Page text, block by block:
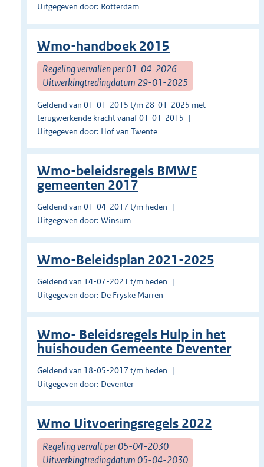
Uitgegeven door: Rotterdam
Wmo-handboek 2015
Regeling vervallen per 01-04-2026
Uitwerkingtredingdatum 29-01-2025
Geldend van 01-01-2015 t/m 28-01-2025 met
terugwerkende kracht vanaf 01-01-2015
Uitgegeven door: Hof van Twente
Wmo-beleidsregels BMWE
gemeenten 2017
Geldend van 01-04-2017 t/m heden
Uitgegeven door: Winsum
Wmo-Beleidsplan 2021-2025
Geldend van 14-07-2021 t/m heden
Uitgegeven door: De Fryske Marren
Wmo- Beleidsregels Hulp in het
huishouden Gemeente Deventer
Geldend van 18-05-2017 t/m heden
Uitgegeven door: Deventer
Wmo Uitvoeringsregels 2022
Regeling vervalt per 05-04-2030
Uitwerkingtredingdatum 05-04-2030